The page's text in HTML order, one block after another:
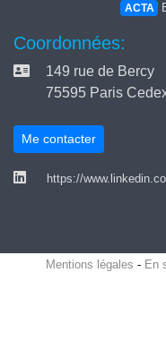
ACTA
Coordonnées:
149 rue de Bercy
75595 Paris
Me contacter
https://
Mentions légales - En